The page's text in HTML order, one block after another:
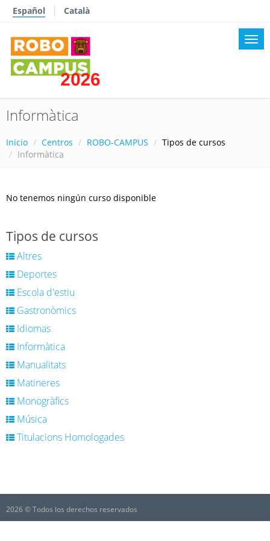
Español Català
Informàtica
Inicio Centros ROBO-CAMPUS
Tipos de cursos
Informàtica
No tenemos ningún curso disponible
Tipos de cursos
Altres
Deportes
Escola d'estiu
Gastronòmics
Idiomas
Informàtica
Manualitats
Matineres
Monogràfics
Música
Titulacions Homologades
2026 © Todos los derechos reservados